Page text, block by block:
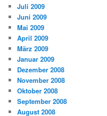
Juli 2009
Juni 2009
Mai 2009
April 2009
März 2009
Januar 2009
Dezember 2008
November 2008
Oktober 2008
September 2008
August 2008